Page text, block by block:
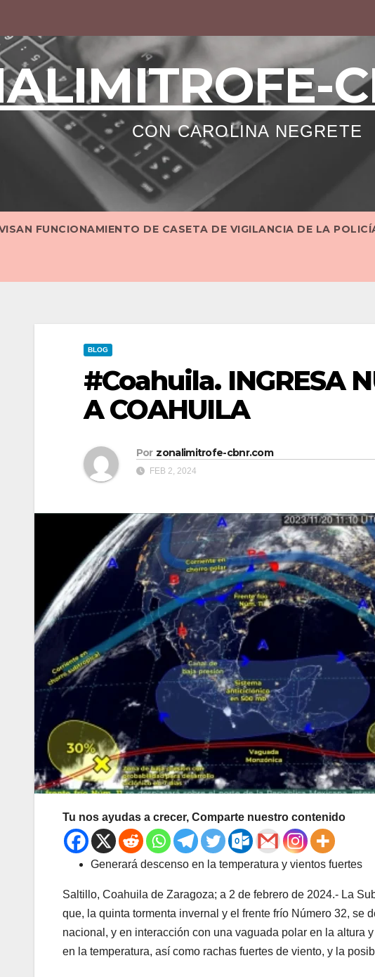
CON CAROLINA NEGRETE
FUNCIONAMIENTO DE CASETA DE VIGILANCIA DE LA
BLOG
#Coahuila. INGRESA
A COAHUILA
Por zonalimitrofe-cbnr.com
FEB 2, 2024
Tu nos ayudas a crecer, Comparte nuestro contenido
Generará descenso en la temperatura y vientos fuertes
Saltillo, Coahuila de Zaragoza; a 2 de febrero de 2024.- La
que, la quinta tormenta invernal y el frente frío Número 32, se
nacional, y en interacción con una vaguada polar en la altura
en la temperatura, así como rachas fuertes de viento, y la